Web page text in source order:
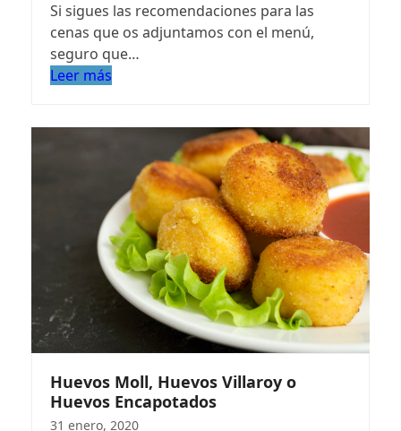
Si sigues las recomendaciones para las
cenas que os adjuntamos con el menú,
seguro que…
Leer más
Huevos Moll, Huevos Villaroy o
Huevos Encapotados
31 enero, 2020